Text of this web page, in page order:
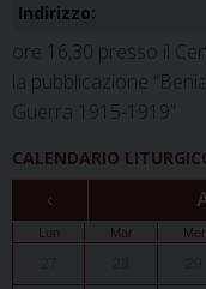
Indirizzo:
ore 16,30 presso il
la pubblicazione
Guerra 1915-1919”
CALENDARIO
‹
Lun Mar Mer